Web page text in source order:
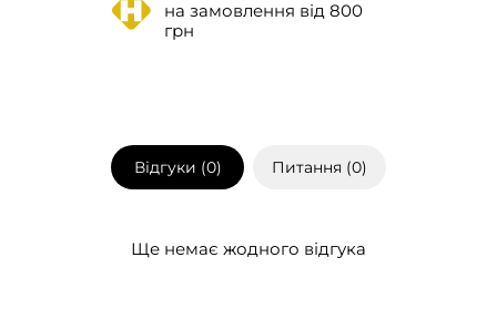
на замовлення від 800
грн
Відгуки (0) Питання (0)
Ще немає жодного відгука